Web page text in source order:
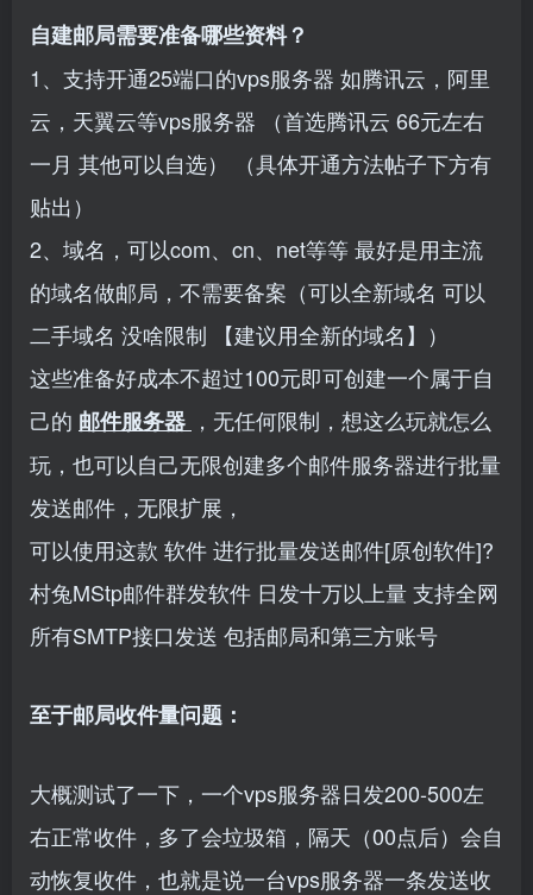
自建邮局需要准备哪些资料？
1、支持开通25端口的vps服务器 如腾讯云，阿里
云，天翼云等vps服务器 （首选腾讯云 66元左右
一月 其他可以自选） （具体开通方法帖子下方有
贴出）
2、域名，可以com、cn、net等等 最好是用主流
的域名做邮局，不需要备案（可以全新域名 可以
二手域名 没啥限制 【建议用全新的域名】）
这些准备好成本不超过100元即可创建一个属于自
己的 邮件服务器 ，无任何限制，想这么玩就怎么
玩，也可以自己无限创建多个邮件服务器进行批量
发送邮件，无限扩展，
可以使用这款 软件进行批量发送邮件[原创软件]?
村兔MStp邮件群发软件 日发十万以上量 支持全网
所有SMTP接口发送 包括邮局和第三方账号
至于邮局收件量问题：
大概测试了一下，一个vps服务器日发200-500左
右正常收件，多了会垃圾箱，隔天（00点后）会自
动恢复收件，也就是说一台vps服务器一条发送收